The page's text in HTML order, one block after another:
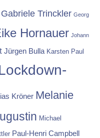
Gabriele Trinckler Georg
Hornauer Johann
Jürgen Bulla Karsten Paul
Kröner Melanie
Michael
Paul-Henri Campbell